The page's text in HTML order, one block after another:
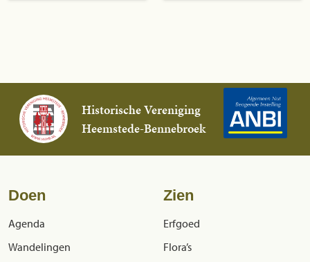
Historische Vereniging
Heemstede-Bennebroek
Doen
Agenda
Wandelingen
Zien
Erfgoed
Flora’s